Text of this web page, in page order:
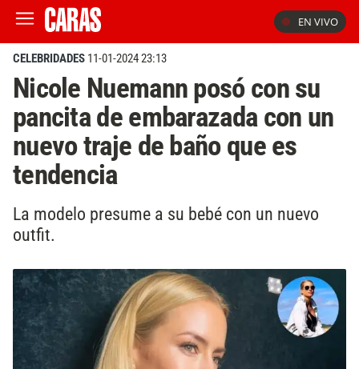
EN VIVO
CELEBRIDADES 11-01-2024 23:13
Nicole Nuemann posó con su
pancita de embarazada con un
nuevo traje de baño que es
tendencia
La modelo presume a su bebé con un nuevo
outfit.